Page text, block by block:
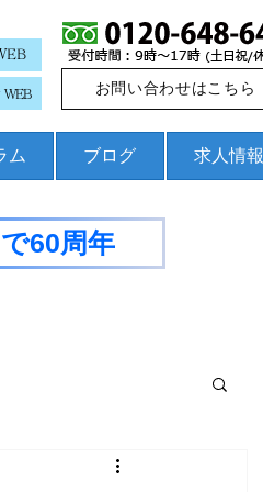
WEB お問い合わせはこちら
ム ブログ 求人情報
60周年